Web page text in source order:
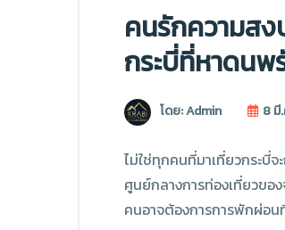
คนรักความส
กระบี่ที่หาดนพ
โดย: Admin 8 มี
ไม่ใช่ทุกคนที่มาเที่ยวกระบี่
ศูนย์กลางการท่องเที่ยวขอ
คนอาจต้องการการพักผ่อ